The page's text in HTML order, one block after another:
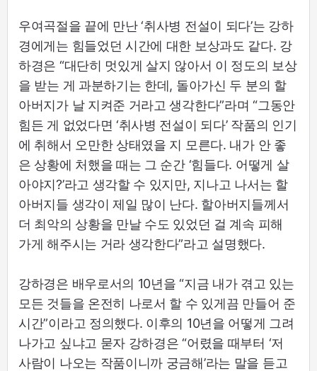
우여곡절을 끝에 만난 ‘취사병 전설이 되다’는 강하
경에게는 힘들었던 시간에 대한 보상과도 같다. 강
하경은 “대단히 멋있게 살지 않아서 이 정도의 보상
을 받는 게 과분하기는 한데, 돌아가신 두 분의 할
아버지가 날 지켜준 거라고 생각한다”라며 “그동안
힘든 게 없었다면 ‘취사병 전설이 되다’ 작품의 인기
에 취해서 오만한 상태였을 지 모른다. 내가 안 좋
은 상황에 처했을 때는 그 순간 ‘힘들다. 어떻게 살
아야지?’라고 생각할 수 있지만, 지나고 나서는 할
아버지들 생각이 제일 많이 난다. 할아버지들께서
더 최악의 상황을 만날 수도 있었던 걸 계속 피해
가게 해주시는 거라 생각한다”라고 설명했다.
강하경은 배우로서의 10년을 “지금 내가 겪고 있는
모든 것들을 온전히 나로서 할 수 있게끔 만들어 준
시간”이라고 정의했다. 이후의 10년을 어떻게 그려
나가고 싶냐고 묻자 강하경은 “어렸을 때부터 ‘저
사람이 나오는 작품이니까 궁금해’라는 말을 듣고